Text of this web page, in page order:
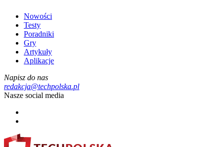
Nowości
Testy
Poradniki
Gry
Artykuły
Aplikacje
Napisz do nas
redakcja@techpolska.pl
Nasze social media